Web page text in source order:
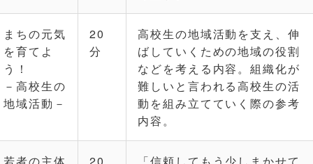
まちの元気
を育てよ
う！
－高校生の
地域活動－
20
分
高校生の地域活動を支え、伸
ばしていくための地域の役割
などを考える内容。組織化が
難しいと言われる高校生の活
動を組み立てていく際の参考
内容。